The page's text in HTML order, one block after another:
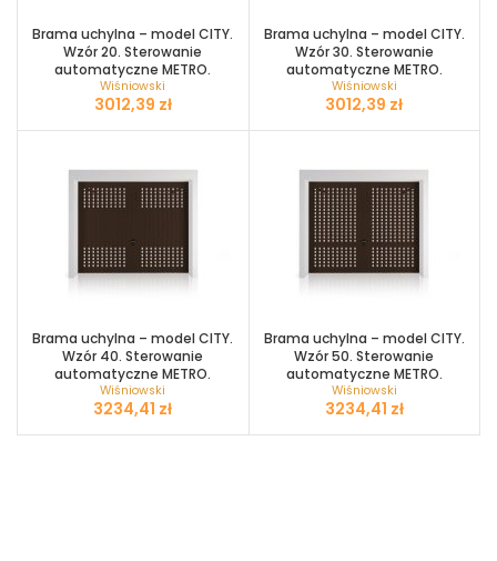
Brama uchylna – model CITY.
Wzór 20. Sterowanie
automatyczne METRO.
Wiśniowski
zł
Brama uchylna – model CITY.
Wzór 30. Sterowanie
automatyczne METRO.
Wiśniowski
zł
Brama uchylna – model CITY.
Wzór 40. Sterowanie
automatyczne METRO.
Wiśniowski
zł
Brama uchylna – model CITY.
Wzór 50. Sterowanie
automatyczne METRO.
Wiśniowski
zł